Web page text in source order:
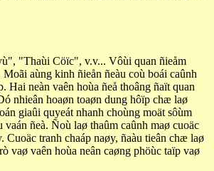
"Thaùi Cöïc", v.v... Vôùi quan ñieåm
aùng kinh ñieån ñeàu coù boái caûnh
neàn vaên hoùa ñeå thoâng ñaït quan
nhieân hoaøn toaøn dung hôïp chæ laø
giaûi quyeát nhanh choùng moät sôùm
ñeà. Ñoù laø thaûm caûnh maø cuoäc
Cuoäc tranh chaáp naøy, ñaàu tieân chæ laø
vaø vaên hoùa neân caøng phöùc taïp vaø